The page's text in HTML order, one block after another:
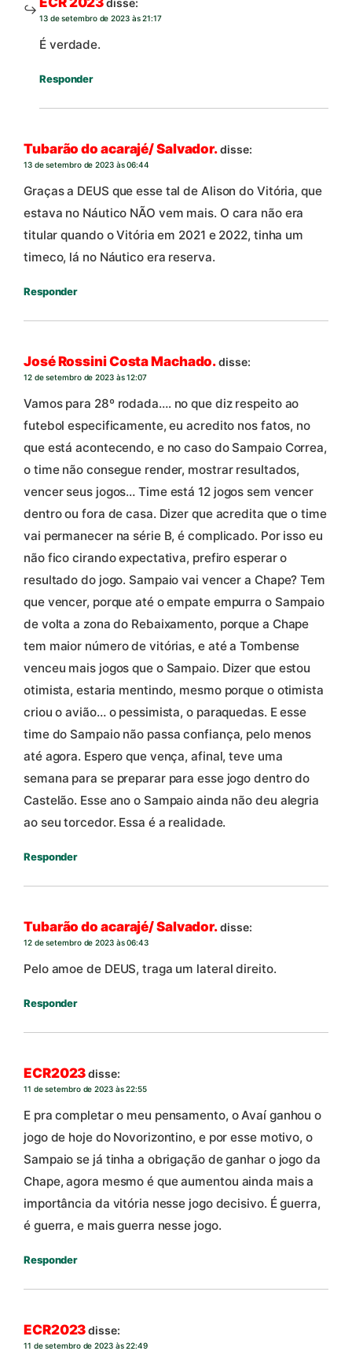
disse:
13 de setembro de 2023 às 21:17
É verdade.
Responder
Tubarão do acarajé/ Salvador.disse:
13 de setembro de 2023 às 06:44
Graças a DEUS que esse tal de Alison do Vitória, que
estava no Náutico NÃO vem mais. O cara não era
titular quando o Vitória em 2021 e 2022, tinha um
timeco, lá no Náutico era reserva.
Responder
José Rossini Costa Machado.disse:
12 de setembro de 2023 às 12:07
Vamos para 28º rodada…. no que diz respeito ao
futebol especificamente, eu acredito nos fatos, no
que está acontecendo, e no caso do Sampaio Correa,
o time não consegue render, mostrar resultados,
vencer seus jogos… Time está 12 jogos sem vencer
dentro ou fora de casa. Dizer que acredita que o time
vai permanecer na série B, é complicado. Por isso eu
não fico cirando expectativa, prefiro esperar o
resultado do jogo. Sampaio vai vencer a Chape? Tem
que vencer, porque até o empate empurra o Sampaio
de volta a zona do Rebaixamento, porque a Chape
tem maior número de vitórias, e até a Tombense
venceu mais jogos que o Sampaio. Dizer que estou
otimista, estaria mentindo, mesmo porque o otimista
criou o avião… o pessimista, o paraquedas. E esse
time do Sampaio não passa confiança, pelo menos
até agora. Espero que vença, afinal, teve uma
semana para se preparar para esse jogo dentro do
Castelão. Esse ano o Sampaio ainda não deu alegria
ao seu torcedor. Essa é a realidade.
Responder
Tubarão do acarajé/ Salvador.disse:
12 de setembro de 2023 às 06:43
Pelo amoe de DEUS, traga um lateral direito.
Responder
ECR2023disse:
11 de setembro de 2023 às 22:55
E pra completar o meu pensamento, o Avaí ganhou o
jogo de hoje do Novorizontino, e por esse motivo, o
Sampaio se já tinha a obrigação de ganhar o jogo da
Chape, agora mesmo é que aumentou ainda mais a
importância da vitória nesse jogo decisivo. É guerra,
é guerra, e mais guerra nesse jogo.
Responder
ECR2023disse:
11 de setembro de 2023 às 22:49